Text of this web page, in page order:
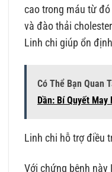
cao trong máu từ
và đào thải
Linh chi giúp ổn
Có Thể Bạn Quan
Dần: Bí Quyết May
Linh chi hỗ trợ điều
Với chứng bệnh